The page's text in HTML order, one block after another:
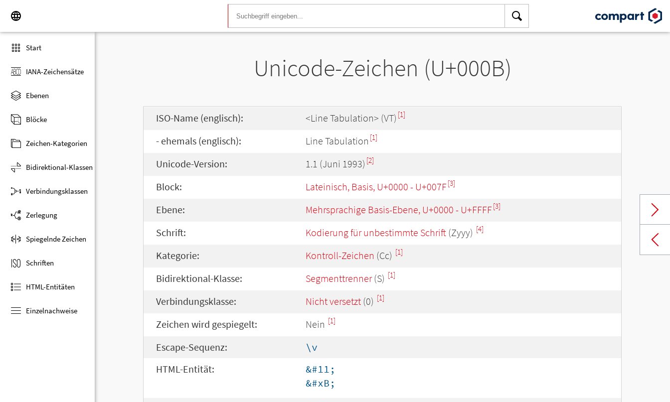
Start
IANA-Zeichensätze
Ebenen
Blöcke
Zeichen-Kategorien
Bidirektional-Klassen
Verbindungsklassen
Zerlegung
Spiegelnde Zeichen
Schriften
HTML-Entitäten
Einzelnachweise
Unicode-Zeichen (U+000B)
ISO-Name (englisch): <Line Tabulation> (VT) [1]
- ehemals (englisch): Line Tabulation [1]
Unicode-Version: 1.1 (Juni 1993) [2]
Block: Lateinisch, Basis, U+0000 - U+007F[3]
Ebene: Mehrsprachige Basis-Ebene, U+0000 - U+FFFF[3]
Schrift: Kodierung für unbestimmte Schrift (Zyyy) [4]
Kategorie: Kontroll-Zeichen (Cc) [1]
Bidirektional-Klasse: Segmenttrenner(S) [1]
Verbindungsklasse: Nicht versetzt (0) [1]
Zeichen wird gespiegelt: Nein [1]
Escape-Sequenz:
\v
HTML-Entität:
&#11;
&#xB;